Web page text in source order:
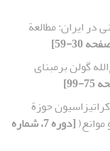
در ایران: مطالعة
گولن برمبنای
حوزة
[دوره 7، شماره